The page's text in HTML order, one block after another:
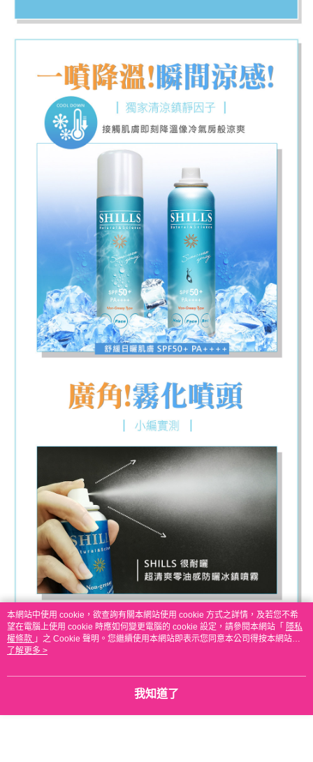
本網站中使用 cookie，欲查詢有關本網站使用 cookie 方式之詳情，及若您不希
望在電腦上使用 cookie 時應如何變更電腦的 cookie 設定，請參閱本網站「 隱私
權條款 」之 Cookie 聲明。您繼續使用本網站即表示您同意本公司得按本網站使
用條款之 Cookie 聲明使用 cookie。
了解更多 >
我知道了